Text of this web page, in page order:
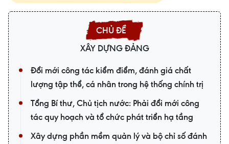
XÂY DỰNG ĐẢNG
Đổi mới công tác kiểm điểm, đánh giá chất
lượng tập thể, cá nhân trong hệ thống chính trị
Tổng Bí thư, Chủ tịch nước: Phải đổi mới công
tác quy hoạch và tổ chức phát triển hạ tầng
Xây dựng phần mềm quản lý và bộ chỉ số đánh